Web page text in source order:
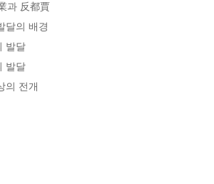
과 反都賈
달의 배경
발달
발달
의 전개